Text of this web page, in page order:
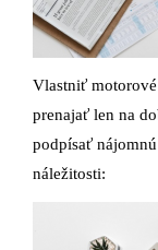
Vlastniť
prenajať len na
podpísať
náležitosti: